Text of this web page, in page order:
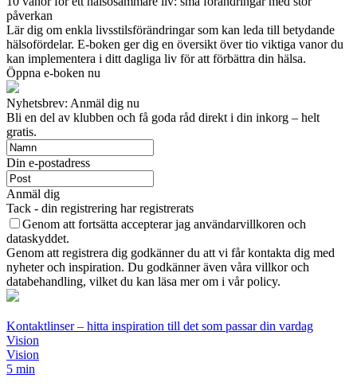
påverkan
Lär dig om enkla livsstilsförändringar som kan leda till betydande
hälsofördelar. E-boken ger dig en översikt över tio viktiga vanor du
kan implementera i ditt dagliga liv för att förbättra din hälsa.
Öppna e-boken nu
Nyhetsbrev: Anmäl dig nu
Bli en del av klubben och få goda råd direkt i din inkorg – helt
gratis.
Din e-postadress
Anmäl dig
Tack - din registrering har registrerats
Genom att fortsätta accepterar jag användarvillkoren och
dataskyddet.
Genom att registrera dig godkänner du att vi får kontakta dig med
nyheter och inspiration. Du godkänner även våra villkor och
databehandling, vilket du kan läsa mer om i vår policy.
Kontaktlinser – hitta inspiration till det som passar din vardag
Vision
Vision
5 min